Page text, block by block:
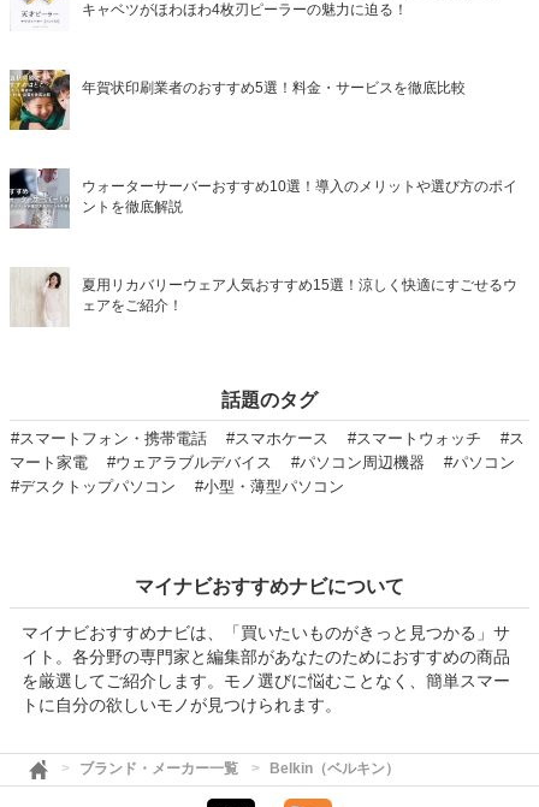
キャベツがほわほわ4枚刃ピーラーの魅力に迫る！
年賀状印刷業者のおすすめ5選！料金・サービスを徹底比較
ウォーターサーバーおすすめ10選！導入のメリットや選び方のポイ
ントを徹底解説
夏用リカバリーウェア人気おすすめ15選！涼しく快適にすごせるウ
ェアをご紹介！
話題のタグ
#スマートフォン・携帯電話 #スマホケース #スマートウォッチ
#ス
マート家電
#ウェアラブルデバイス #パソコン周辺機器
#パソコン
#デスクトップパソコン
#小型・薄型パソコン
マイナビおすすめナビについて
マイナビおすすめナビは、「買いたいものがきっと見つかる」サ
イト。各分野の専門家と編集部があなたのためにおすすめの商品
を厳選してご紹介します。モノ選びに悩むことなく、簡単スマー
トに自分の欲しいモノが見つけられます。
ブランド・メーカー一覧 Belkin（ベルキン）